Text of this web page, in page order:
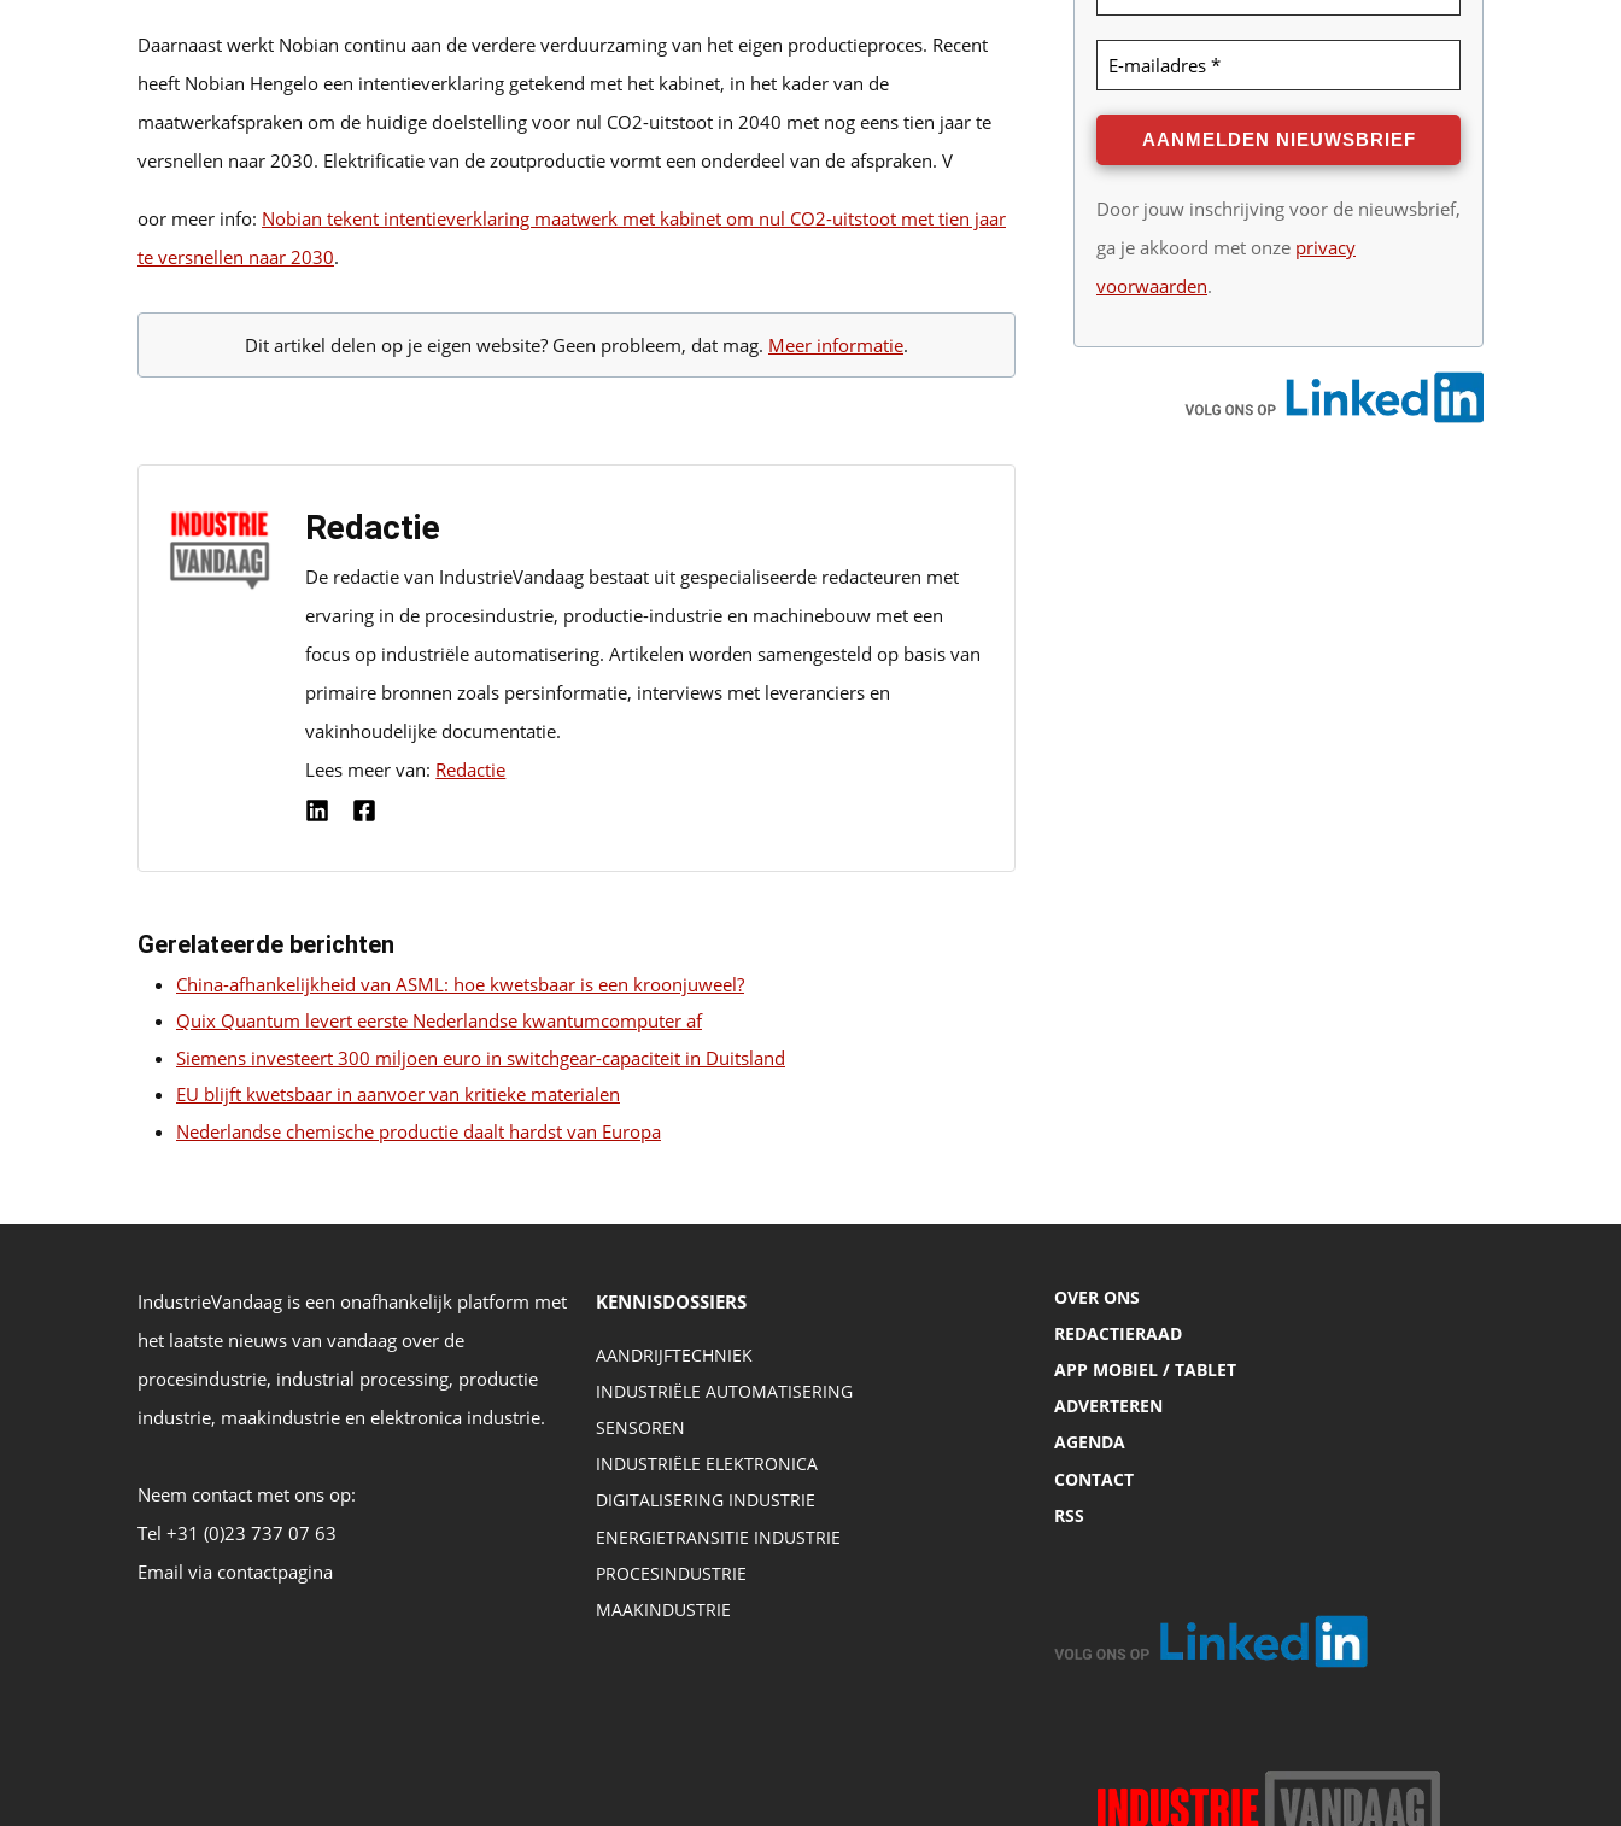
Daarnaast werkt Nobian continu aan de verdere verduurzaming van het eigen productieproces. Recent
heeft Nobian Hengelo een intentieverklaring getekend met het kabinet, in het kader van de
maatwerkafspraken om de huidige doelstelling voor nul CO2-uitstoot in 2040 met nog eens tien jaar te
versnellen naar 2030. Elektrificatie van de zoutproductie vormt een onderdeel van de afspraken. V
oor meer info: Nobian tekent intentieverklaring maatwerk met kabinet om nul CO2-uitstoot met tien jaar
te versnellen naar 2030.
Dit artikel delen op je eigen website? Geen probleem, dat mag. Meer informatie.
Redactie
De redactie van IndustrieVandaag bestaat uit gespecialiseerde redacteuren met
ervaring in de procesindustrie, productie-industrie en machinebouw met een
focus op industriële automatisering. Artikelen worden samengesteld op basis van
primaire bronnen zoals persinformatie, interviews met leveranciers en
vakinhoudelijke documentatie.
Lees meer van: Redactie
Gerelateerde berichten
China-afhankelijkheid van ASML: hoe kwetsbaar is een kroonjuweel?
Quix Quantum levert eerste Nederlandse kwantumcomputer af
Siemens investeert 300 miljoen euro in switchgear-capaciteit in Duitsland
EU blijft kwetsbaar in aanvoer van kritieke materialen
Nederlandse chemische productie daalt hardst van Europa
Door jouw inschrijving voor de nieuwsbrief,
ga je akkoord met onze privacy
voorwaarden.
IndustrieVandaag is een onafhankelijk platform met
het laatste nieuws van vandaag over de
procesindustrie, industrial processing, productie
industrie, maakindustrie en elektronica industrie.
Neem contact met ons op:
Tel +31 (0)23 737 07 63
Email via contactpagina
KENNISDOSSIERS
AANDRIJFTECHNIEK
INDUSTRIËLE AUTOMATISERING
SENSOREN
INDUSTRIËLE ELEKTRONICA
DIGITALISERING INDUSTRIE
ENERGIETRANSITIE INDUSTRIE
PROCESINDUSTRIE
MAAKINDUSTRIE
OVER ONS
REDACTIERAAD
APP MOBIEL / TABLET
ADVERTEREN
AGENDA
CONTACT
RSS